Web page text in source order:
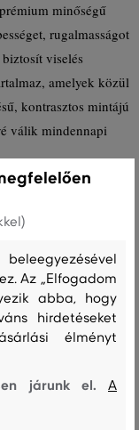
minőségű
rugalmasságot
viselés
amelyek közül
kontrasztos mintájú
válik mindennapi
374
Az „Elfogadom
abba, hogy
hirdetéseket
élményt
járunk el.A